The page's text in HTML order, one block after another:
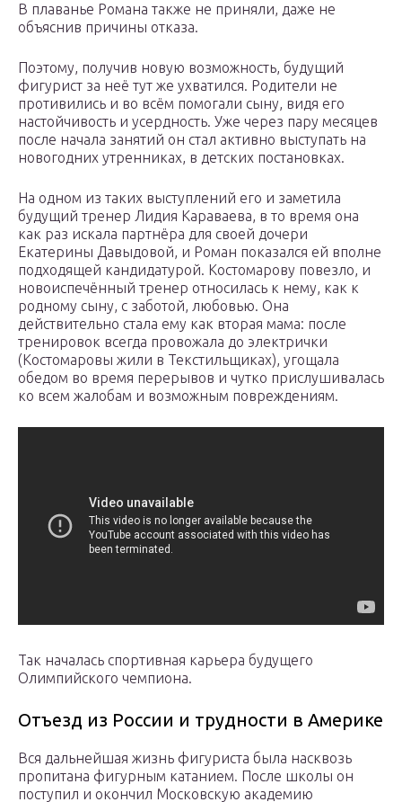
В плаванье Романа также не приняли, даже не
объяснив причины отказа.
Поэтому, получив новую возможность, будущий
фигурист за неё тут же ухватился. Родители не
противились и во всём помогали сыну, видя его
настойчивость и усердность. Уже через пару месяцев
после начала занятий он стал активно выступать на
новогодних утренниках, в детских постановках.
На одном из таких выступлений его и заметила
будущий тренер Лидия Караваева, в то время она
как раз искала партнёра для своей дочери
Екатерины Давыдовой, и Роман показался ей вполне
подходящей кандидатурой. Костомарову повезло, и
новоиспечённый тренер относилась к нему, как к
родному сыну, с заботой, любовью. Она
действительно стала ему как вторая мама: после
тренировок всегда провожала до электрички
(Костомаровы жили в Текстильщиках), угощала
обедом во время перерывов и чутко прислушивалась
ко всем жалобам и возможным повреждениям.
Так началась спортивная карьера будущего
Олимпийского чемпиона.
Отъезд из России и трудности в Америке
Вся дальнейшая жизнь фигуриста была насквозь
пропитана фигурным катанием. После школы он
поступил и окончил Московскую академию